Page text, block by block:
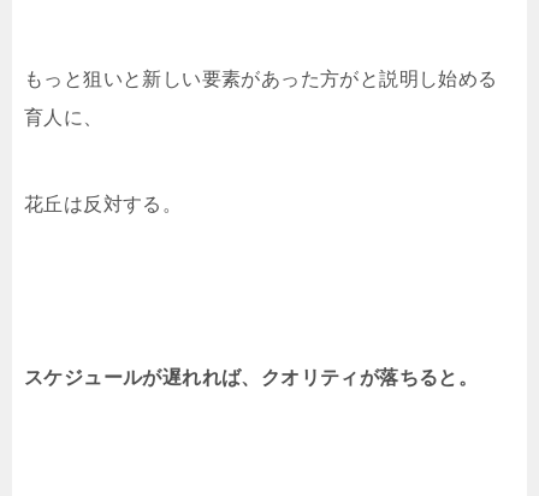
もっと狙いと新しい要素があった方がと説明し始める
育人に、
花丘は反対する。
スケジュールが遅れれば、クオリティが落ちると。